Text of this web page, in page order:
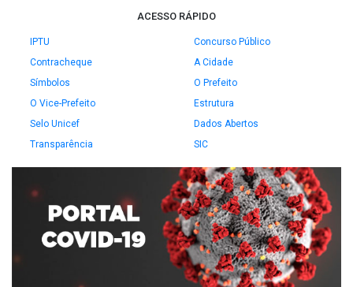
ACESSO RÁPIDO
IPTU
Concurso Público
Contracheque
A Cidade
Símbolos
O Prefeito
O Vice-Prefeito
Estrutura
Selo Unicef
Dados Abertos
Transparência
SIC